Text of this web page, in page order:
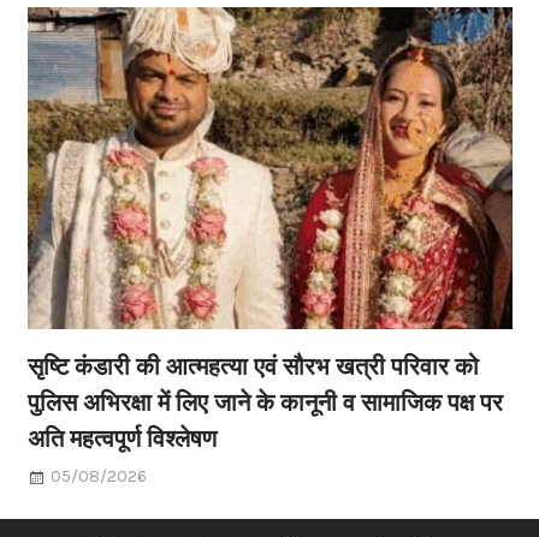
सृष्टि कंडारी की आत्महत्या एवं सौरभ खत्री परिवार को
पुलिस अभिरक्षा में लिए जाने के कानूनी व सामाजिक पक्ष पर
अति महत्वपूर्ण विश्लेषण
05/08/2026